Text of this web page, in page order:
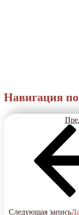
Навигация
Следующая запись